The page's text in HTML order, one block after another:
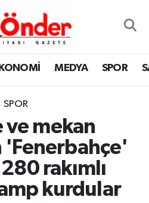
MEDYA SPOR
SPOR
ve mekan
'Fenerbahçe'
rakımlı
kurdular
Eczaneler
Vakitleri
Haritası
Durumu ve Fikstür